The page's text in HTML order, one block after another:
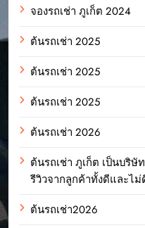
จองรถเช่า ภูเก็ต 2024
ต้นรถเช่า 2025
ต้นรถเช่า 2025
ต้นรถเช่า 2025
ต้นรถเช่า 2026
ต้นรถเช่า ภูเก็ต เป็นบริ
รีวิวจากลูกค้าทั้งดีและไม่
ต้นรถเช่า2026